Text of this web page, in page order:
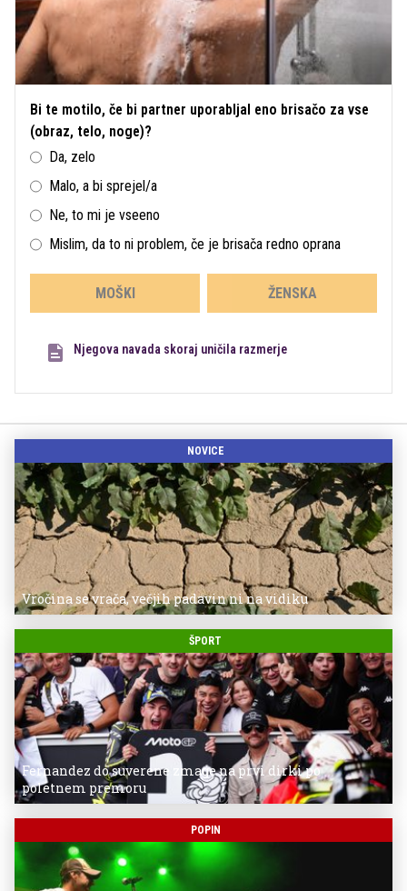
Bi te motilo, če bi partner uporabljal eno brisačo za vse
(obraz, telo, noge)?
Da, zelo
Malo, a bi sprejel/a
Ne, to mi je vseeno
Mislim, da to ni problem, če je brisača redno oprana
MOŠKI ŽENSKA
Njegova navada skoraj uničila razmerje
NOVICE
Vročina se vrača, večjih padavin ni na vidiku
ŠPORT
Fernandez do suverene zmage na prvi dirki po
poletnem premoru
POPIN